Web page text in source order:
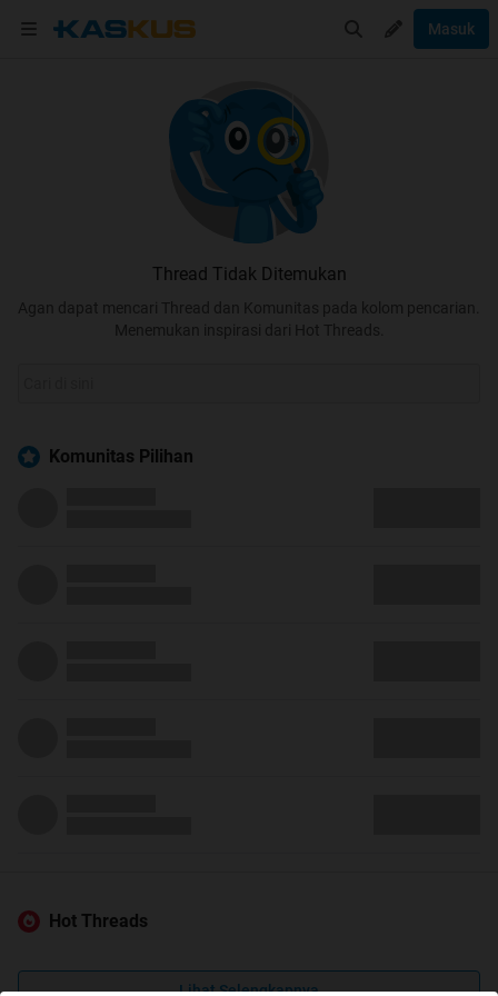
Masuk
Thread Tidak Ditemukan
Agan dapat mencari Thread dan Komunitas pada kolom pencarian.
Menemukan inspirasi dari Hot Threads.
Komunitas Pilihan
Hot Threads
Lihat Selengkapnya